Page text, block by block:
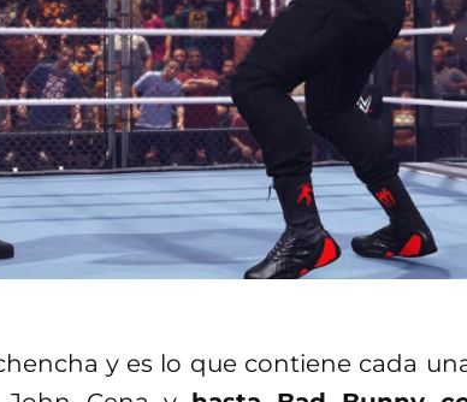
y es lo que contiene cada